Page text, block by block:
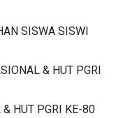
SISWA SISWI
& HUT PGRI
HUT PGRI KE-80